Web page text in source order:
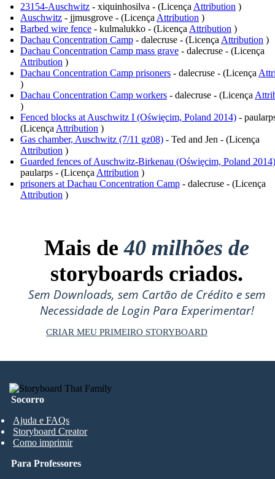
23154-Auschwitz - xiquinhosilva - (Licença Attribution )
Auschwitz - jjmusgrove - (Licença Attribution )
Barbed wire fence - kulmalukko - (Licença Attribution )
Dachau Concentration Camp - dalecruse - (Licença Attribution )
Dachau Concentration Camp mass grave - dalecruse - (Licença
Attribution )
Dachau Concentration Camp prisoners - dalecruse - (Licença
)
Dachau Concentration Camp workers - dalecruse - (Licença
)
Fenced blocks at Auschwitz I (Oświęcim, Poland 2014) -
(Licença Attribution )
Gas chamber, Auschwitz (7/11 gz08) - Ted and Jen - (Licença
Attribution )
Guarded fences of Auschwitz-Birkenau (Oświęcim, Poland 2014)
paularps - (Licença Attribution )
prisoners at Dachau Concentration Camp - dalecruse - (Licença
Attribution )
Mais de40 milhões de
storyboards criados.
Sem Downloads, sem Cartão de Crédito e sem
Necessidade de Login Para Experimentar!
CRIAR MEU PRIMEIRO STORYBOARD
Socorro
Ajuda e FAQs
Storyboard Creator
Como imprimir
Para Professores